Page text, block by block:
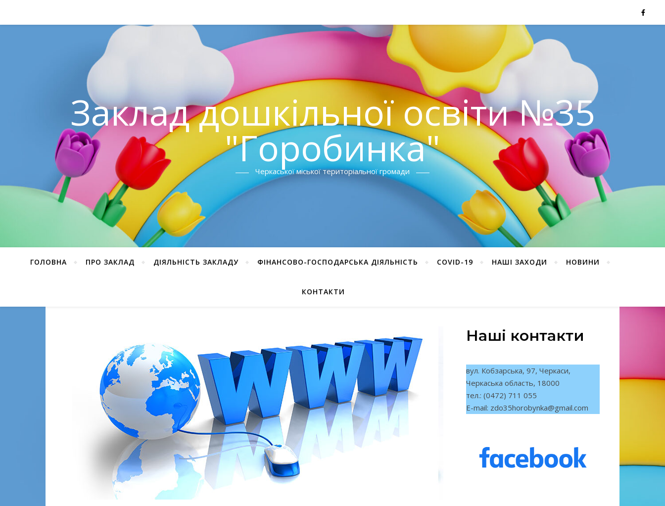
Заклад дошкільної освіти №35
"Горобинка"
Черкаської міської територіальної громади
ГОЛОВНА ПРО ЗАКЛАД ДІЯЛЬНІСТЬ ЗАКЛАДУ ФІНАНСОВО-ГОСПОДАРСЬКА ДІЯЛЬНІСТЬ COVID-19 НАШІ ЗАХОДИ НОВИНИ
КОНТАКТИ
Наші контакти
вул. Кобзарська, 97, Черкаси,
Черкаська область, 18000
тел.: (0472) 711 055
E-mail: zdo35horobynka@gmail.com